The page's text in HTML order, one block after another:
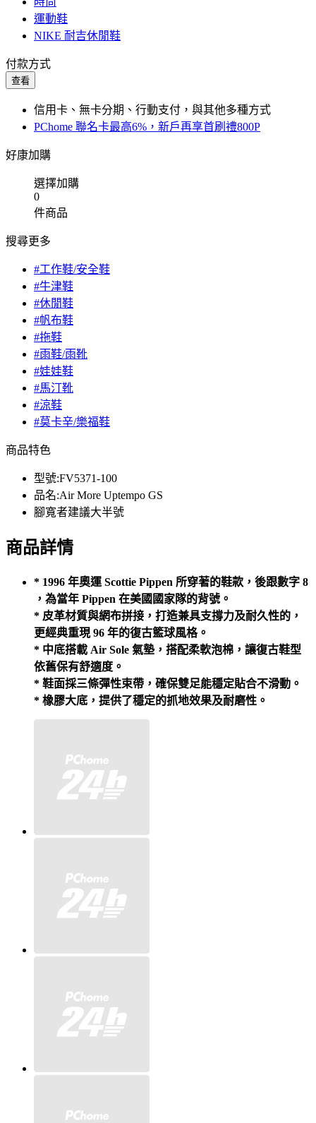
運動鞋
NIKE 耐吉休閒鞋
付款方式
查看
信用卡、無卡分期、行動支付，與其他多種方式
PChome 聯名卡最高6%，新戶再享首刷禮800P
好康加購
選擇加購
0
件商品
搜尋更多
#工作鞋/安全鞋
#牛津鞋
#休閒鞋
#帆布鞋
#拖鞋
#雨鞋/雨靴
#娃娃鞋
#馬汀靴
#涼鞋
#莫卡辛/樂福鞋
商品特色
型號:FV5371-100
品名:Air More Uptempo GS
腳寬者建議大半號
商品詳情
* 1996 年奧運 Scottie Pippen 所穿著的鞋款，後跟數字 8
，為當年 Pippen 在美國國家隊的背號。
* 皮革材質與網布拼接，打造兼具支撐力及耐久性的，
更經典重現 96 年的復古籃球風格。
* 中底搭載 Air Sole 氣墊，搭配柔軟泡棉，讓復古鞋型
依舊保有舒適度。
* 鞋面採三條彈性束帶，確保雙足能穩定貼合不滑動。
* 橡膠大底，提供了穩定的抓地效果及耐磨性。